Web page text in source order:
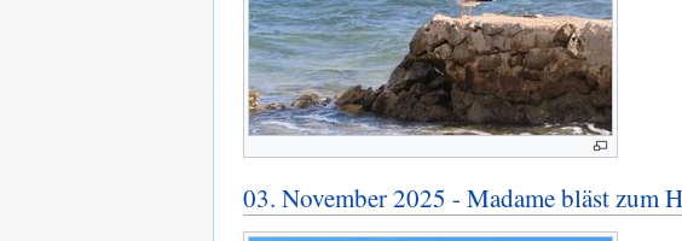
03. November 2025 - Madame bläst zum